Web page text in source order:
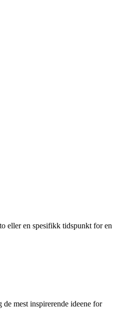
eller en spesifikk tidspunkt for en
mest inspirerende ideene for